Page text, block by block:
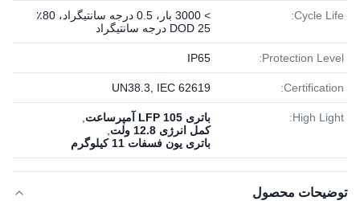
Cycle Life:
> 3000 بار، 0.5 درجه سانتیگراد، 80٪
DOD 25 درجه سانتیگراد
Protection Level:
IP65
Certification:
UN38.3, IEC 62619
High Light: باتری LFP 105 آمپرساعت
کمل انرژی 12.8 ولت
باتری یون فسفات 11 کیلوگرم
توضیحات محصول